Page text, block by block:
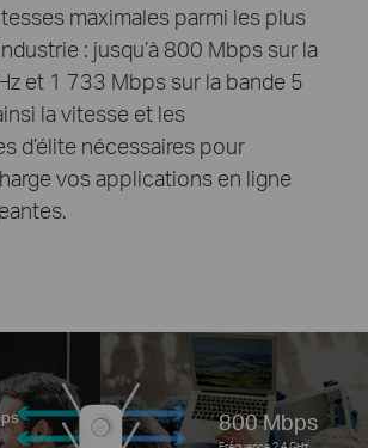
maximales parmi les plus
: jusqu’à 800 Mbps sur la
et 1 733 Mbps sur la bande 5
la vitesse et les
d’élite nécessaires pour
vos applications en ligne
800 Mbps